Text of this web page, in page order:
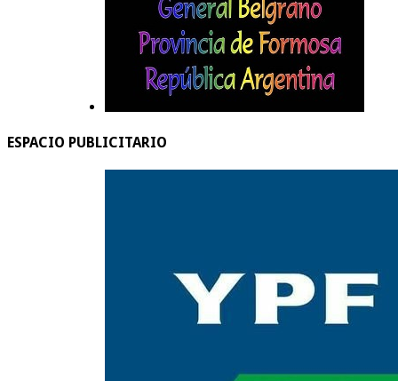
ESPACIO PUBLICITARIO